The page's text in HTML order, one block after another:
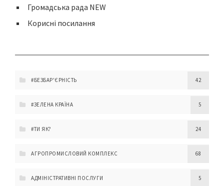
Громадська рада NEW
Корисні посилання
#БЕЗБАР'ЄРНІСТЬ 42
#ЗЕЛЕНА КРАЇНА 5
#ТИ ЯК? 24
АГРОПРОМИСЛОВИЙ КОМПЛЕКС 68
АДМІНІСТРАТИВНІ ПОСЛУГИ 5